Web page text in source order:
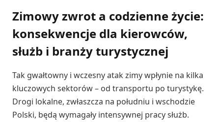
Zimowy zwrot a codzienne życie:
konsekwencje dla kierowców,
służb i branży turystycznej
Tak gwałtowny i wczesny atak zimy wpłynie na kilka
kluczowych sektorów – od transportu po turystykę.
Drogi lokalne, zwłaszcza na południu i wschodzie
Polski, będą wymagały intensywnej pracy służb.